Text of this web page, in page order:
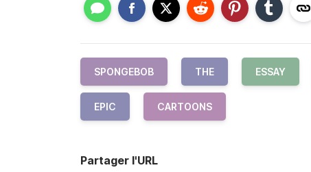
SPONGEBOB THE ESSAY
EPIC CARTOONS
Partager l'URL